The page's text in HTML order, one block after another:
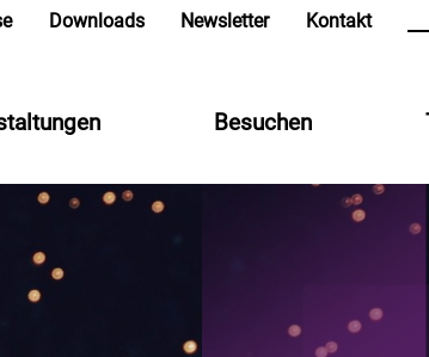
Downloads Newsletter Kontakt
Besuchen